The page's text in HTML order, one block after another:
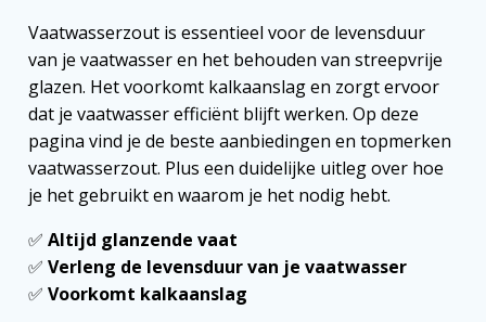
Vaatwasserzout is essentieel voor de levensduur
van je vaatwasser en het behouden van streepvrije
glazen. Het voorkomt kalkaanslag en zorgt ervoor
dat je vaatwasser efficiënt blijft werken. Op deze
pagina vind je de beste aanbiedingen en topmerken
vaatwasserzout. Plus een duidelijke uitleg over hoe
je het gebruikt en waarom je het nodig hebt.
✅ Altijd glanzende vaat
✅ Verleng de levensduur van je vaatwasser
✅ Voorkomt kalkaanslag